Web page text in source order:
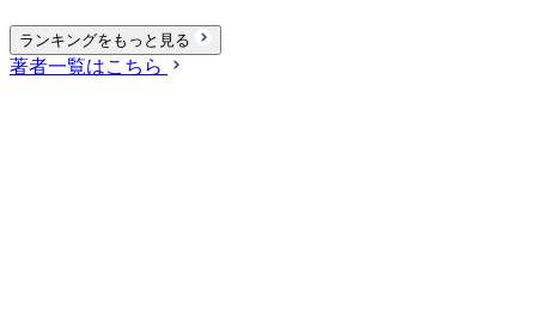
ランキングをもっと見る
著者一覧はこちら